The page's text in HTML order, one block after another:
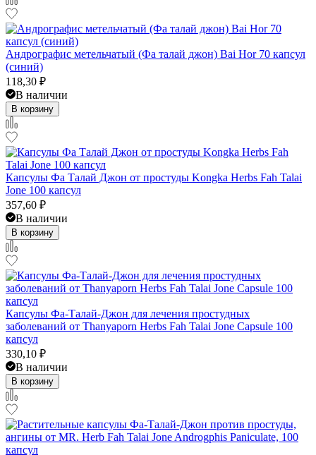
Андрографис метельчатый (Фа талай джон) Bai Hor 70 капсул
(синий)
118,30 ₽
В наличии
В корзину
Капсулы Фа Талай Джон от простуды Kongka Herbs Fah Talai
Jone 100 капсул
357,60 ₽
В наличии
В корзину
Капсулы Фа-Талай-Джон для лечения простудных
заболеваний от Thanyaporn Herbs Fah Talai Jone Capsule 100
капсул
330,10 ₽
В наличии
В корзину